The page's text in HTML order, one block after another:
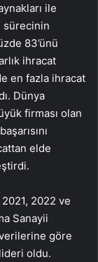
ile
sürecinin
83’ünü
ihracat
en fazla ihracat
Dünya
firması olan
elde
2022 ve
Sanayii
göre
oldu.